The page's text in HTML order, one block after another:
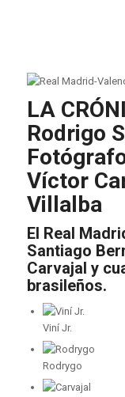
LA
Rodrigo
Víctor
Villalba
El Real
Santiago
Carvajal y
brasileños.
Viní Jr.
Rodrygo